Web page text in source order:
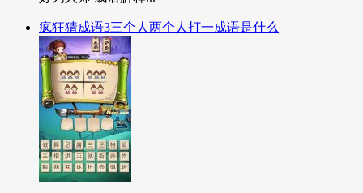
疯狂猜成语3三个人两个人打一成语是什么